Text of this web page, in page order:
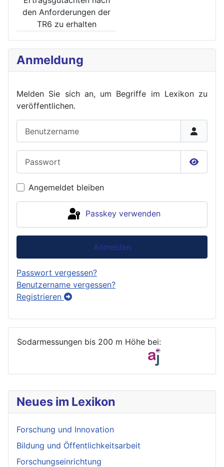
Neues im Lexikon
Forschung und Innovation
Bildung und Öffentlichkeitsarbeit
Forschungseinrichtung
den Anforde­rungen der
TR6 zu erhalten
Anmeldung
Melden Sie sich an, um Begriffe im Lexikon zu
veröffentlichen.
Angemeldet bleiben
Passkey verwenden
Anmelden
Passwort vergessen?
Benutzername vergessen?
Registrieren
Sodarmessungen bis 200 m Höhe bei: